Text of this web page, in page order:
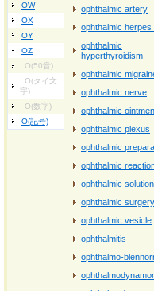
OW
OX
OY
OZ
O(50音)
O(タイ文
字)
O(数字)
O(記号)
ophthalmic artery
ophthalmic
ophthalmic
hyperthyroidism
ophthalmic
ophthalmic nerve
ophthalmic
ophthalmic plexus
ophthalmic
ophthalmic
ophthalmic
ophthalmic surgery
ophthalmic vesicle
ophthalmitis
ophthalmo-